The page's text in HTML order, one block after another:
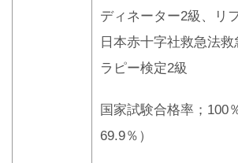
ディネーター2級、リ
日本赤十字社救急法
ラピー検定2級
国家試験合格率；100
69.9％）